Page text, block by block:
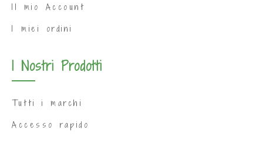
Il mio Account
I miei ordini
I Nostri Prodotti
Tutti i marchi
Accesso rapido